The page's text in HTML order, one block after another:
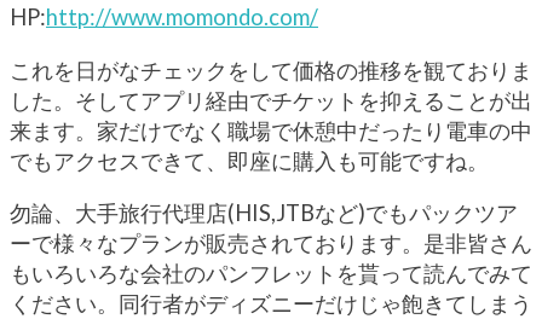
HP:http://www.momondo.com/
これを日がなチェックをして価格の推移を観ておりま
した。そしてアプリ経由でチケットを抑えることが出
来ます。家だけでなく職場で休憩中だったり電車の中
でもアクセスできて、即座に購入も可能ですね。
勿論、大手旅行代理店(HIS,JTBなど)でもパックツア
ーで様々なプランが販売されております。是非皆さん
もいろいろな会社のパンフレットを貰って読んでみて
ください。同行者がディズニーだけじゃ飽きてしまう